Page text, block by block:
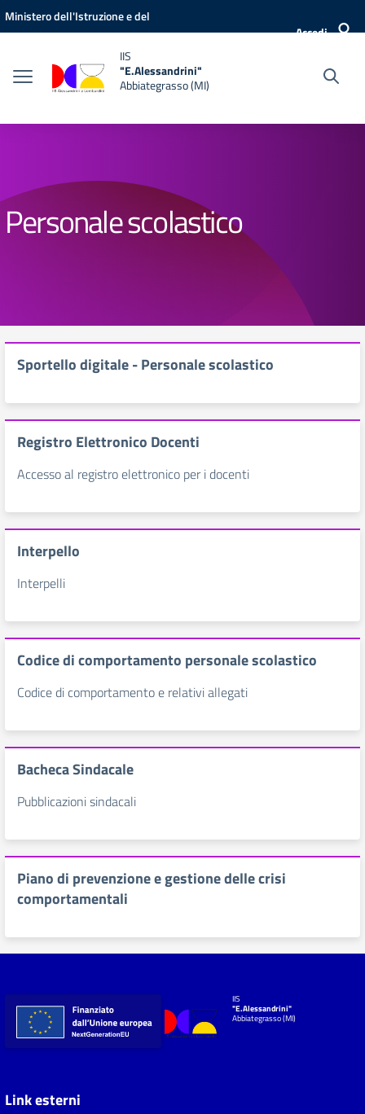
Vai ai contenuti
Vai al menu di navigazione
Vai al footer
Ministero dell'Istruzione e del
Accedi
IIS
"E.Alessandrini"
Abbiategrasso (MI)
Personale scolastico
Sportello digitale - Personale scolastico
Registro Elettronico Docenti
Accesso al registro elettronico per i docenti
Interpello
Interpelli
Codice di comportamento personale scolastico
Codice di comportamento e relativi allegati
Bacheca Sindacale
Pubblicazioni sindacali
Piano di prevenzione e gestione delle crisi
comportamentali
IIS
"E.Alessandrini"
Abbiategrasso (MI)
Link esterni